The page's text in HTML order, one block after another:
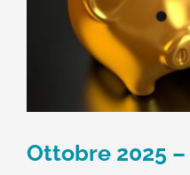
Ottobre 2025